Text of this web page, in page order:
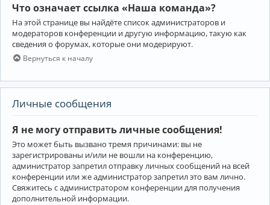
Что означает ссылка «Наша команда»?
На этой странице вы найдёте список администраторов и
модераторов конференции и другую информацию, такую как
сведения о форумах, которые они модерируют.
Вернуться к началу
Личные сообщения
Я не могу отправить личные сообщения!
Это может быть вызвано тремя причинами: вы не
зарегистрированы и/или не вошли на конференцию,
администратор запретил отправку личных сообщений на всей
конференции или же администратор запретил это вам лично.
Свяжитесь с администратором конференции для получения
дополнительной информации.